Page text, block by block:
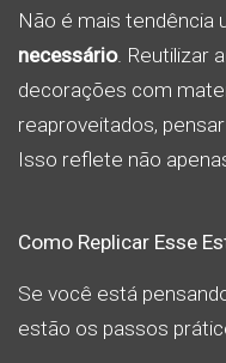
Não é mais tendência
necessário. Reutilizar
decorações com
reaproveitados,
Isso reflete não
Como Replicar Esse
Se você está
estão os passos